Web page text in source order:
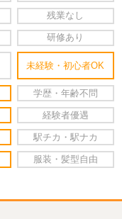
残業なし
研修あり
未経験・初心者OK
学歴・年齢不問
経験者優遇
駅チカ・駅ナカ
服装・髪型自由